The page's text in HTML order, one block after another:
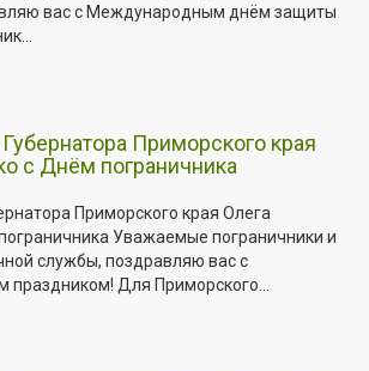
вас с Международным днём защиты
Приморского края
с Днём пограничника
Приморского края Олега
Уважаемые пограничники и
службы, поздравляю вас с
Для Приморского...